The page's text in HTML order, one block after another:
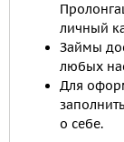
личный
Займы
любых
Для
о себе.